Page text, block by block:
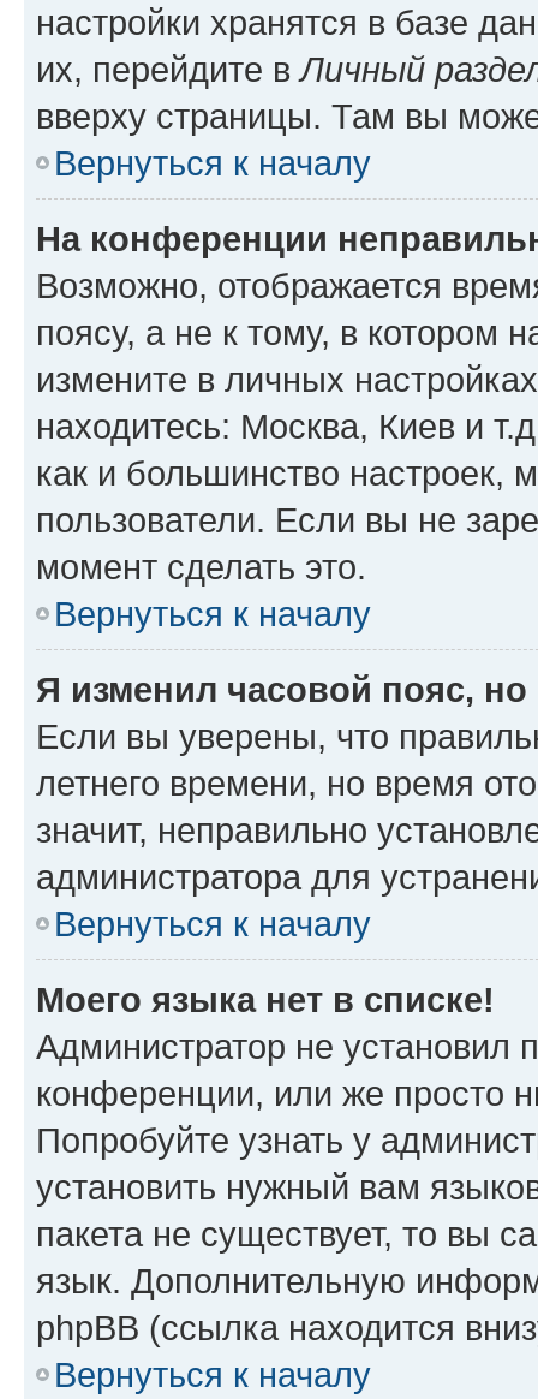
настройки хранятся в базе
их, перейдите вЛичный
вверху страницы. Там вы
Вернуться к началу
На конференции
Возможно, отображается
поясу, а не к тому, в котором
измените в личных
находитесь: Москва, Киев и
как и большинство настроек,
пользователи. Если вы не
момент сделать это.
Вернуться к началу
Я изменил часовой пояс,
Если вы уверены, что
летнего времени, но время
значит, неправильно
администратора для
Вернуться к началу
Моего языка нет в списке!
Администратор не установил
конференции, или же просто
Попробуйте узнать у
установить нужный вам
пакета не существует, то вы
язык. Дополнительную
phpBB (ссылка находится
Вернуться к началу